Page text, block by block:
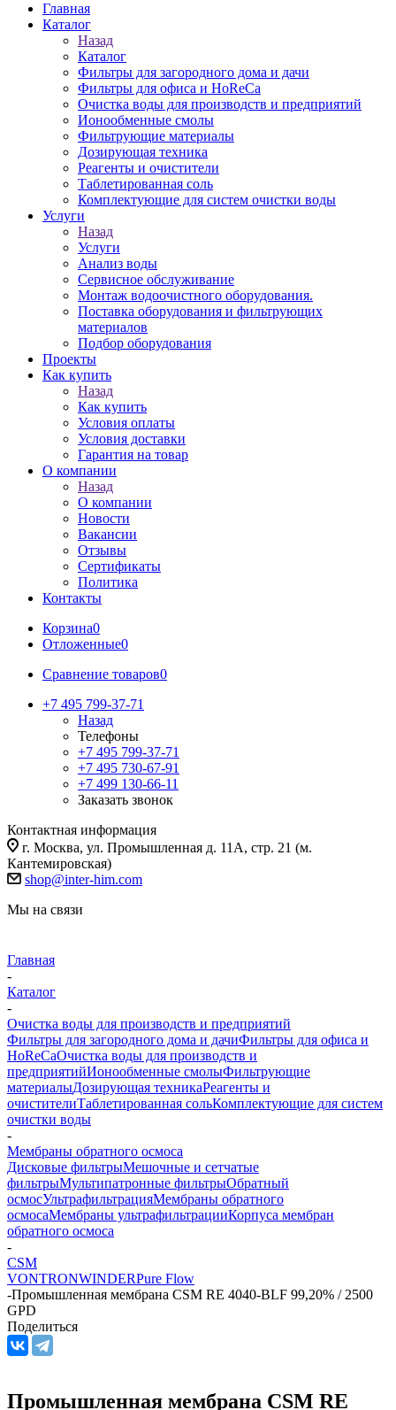
Главная
Каталог
Назад
Каталог
Фильтры для загородного дома и дачи
Фильтры для офиса и HoReCa
Очистка воды для производств и предприятий
Ионообменные смолы
Фильтрующие материалы
Дозирующая техника
Реагенты и очистители
Таблетированная соль
Комплектующие для систем очистки воды
Услуги
Назад
Услуги
Анализ воды
Сервисное обслуживание
Монтаж водоочистного оборудования.
Поставка оборудования и фильтрующих
материалов
Подбор оборудования
Проекты
Как купить
Назад
Как купить
Условия оплаты
Условия доставки
Гарантия на товар
О компании
Назад
О компании
Новости
Вакансии
Отзывы
Сертификаты
Политика
Контакты
Корзина0
Отложенные0
Сравнение товаров0
+7 495 799-37-71
Назад
Телефоны
+7 495 799-37-71
+7 495 730-67-91
+7 499 130-66-11
Заказать звонок
Контактная информация
г. Москва, ул. Промышленная д. 11А, стр. 21 (м.
Кантемировская)
shop@inter-him.com
Мы на связи
Главная
-
Каталог
-
Очистка воды для производств и предприятий
Фильтры для загородного дома и дачиФильтры для офиса и
HoReCaОчистка воды для производств и
предприятийИонообменные смолыФильтрующие
материалыДозирующая техникаРеагенты и
очистителиТаблетированная сольКомплектующие для систем
очистки воды
-
Мембраны обратного осмоса
Дисковые фильтрыМешочные и сетчатые
фильтрыМультипатронные фильтрыОбратный
осмосУльтрафильтрацияМембраны обратного
осмосаМембраны ультрафильтрацииКорпуса мембран
обратного осмоса
-
CSM
VONTRONWINDERPure Flow
-Промышленная мембрана CSM RE 4040-BLF 99,20% / 2500
GPD
Поделиться
Промышленная мембрана CSM RE